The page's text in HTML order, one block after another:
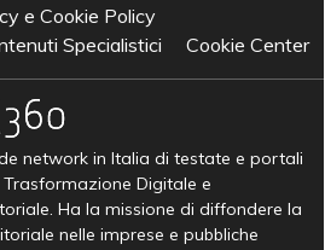
e Cookie Policy
Specialistici
Cookie Center
network in Italia di testate e portali
Digitale e
Ha la missione di diffondere la
nelle imprese e pubbliche